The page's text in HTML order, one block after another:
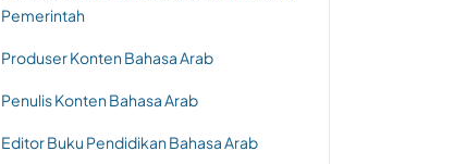
Pemerintah
Produser Konten Bahasa Arab
Penulis Konten Bahasa Arab
Editor Buku Pendidikan Bahasa Arab